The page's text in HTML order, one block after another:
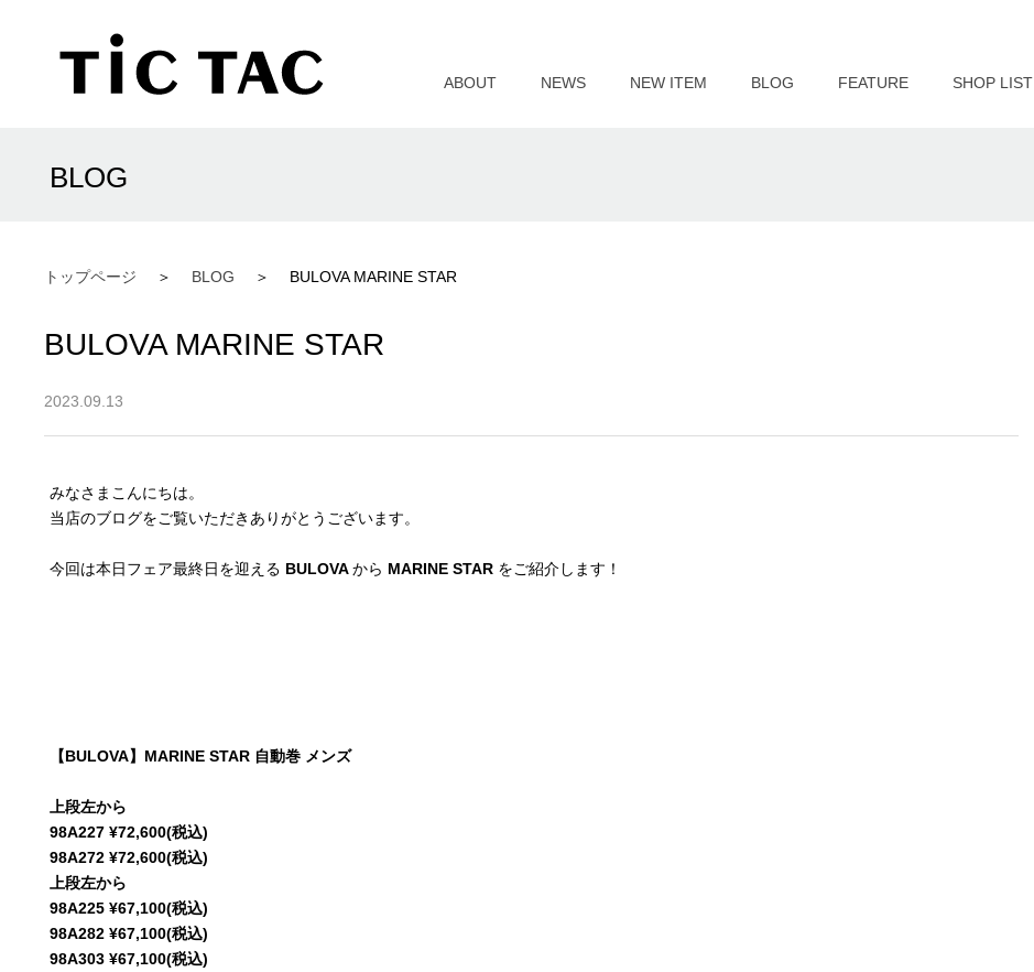
ABOUT NEWS NEW ITEM BLOG FEATURE SHOP LIST
トップページ BLOG BULOVA MARINE STAR
BLOG
BULOVA MARINE STAR
2023.09.13
みなさまこんにちは。
当店のブログをご覧いただきありがとうございます。
今回は本日フェア最終日を迎える BULOVAから MARINE STAR をご紹介します！
【BULOVA】MARINE STAR 自動巻 メンズ
上段左から
98A227 ¥72,600(税込)
98A272 ¥72,600(税込)
上段左から
98A225 ¥67,100(税込)
98A282 ¥67,100(税込)
98A303 ¥67,100(税込)